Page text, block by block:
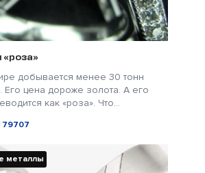
«роза»
добывается менее 30 тонн
Его цена дороже золота. А его
как «роза». Что...
79707
металлы